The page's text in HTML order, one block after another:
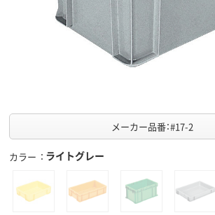
メーカー品番：#17-2
カラー ライトグレー